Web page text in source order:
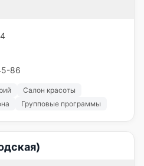
86
Салон красоты
Групповые программы